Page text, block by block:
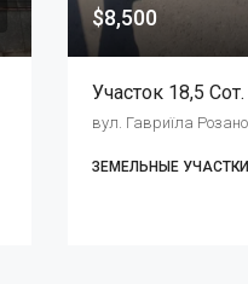
$8,500
Участок 18,5 Сот.
ЗЕМЕЛЬНЫЕ УЧАСТКИ